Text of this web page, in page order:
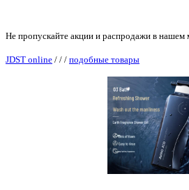
Не пропускайте акции и распродажи в нашем
JDST online / / / подобные товары